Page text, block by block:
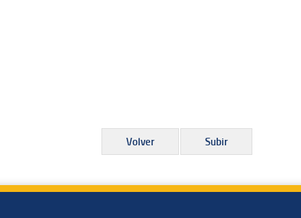
Volver Subir